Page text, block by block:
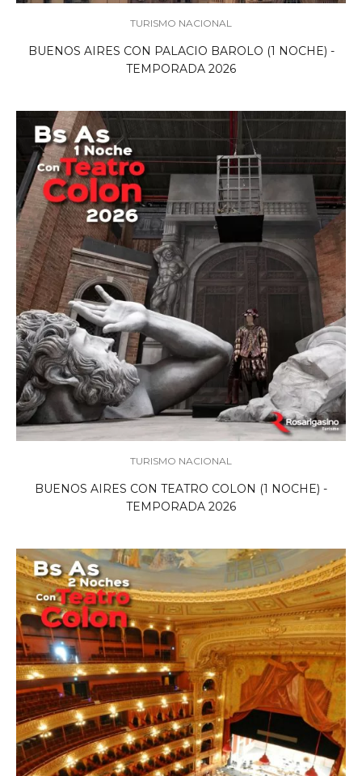
TURISMO NACIONAL
BUENOS AIRES CON PALACIO BAROLO (1 NOCHE) -
TEMPORADA 2026
TURISMO NACIONAL
BUENOS AIRES CON TEATRO COLON (1 NOCHE) -
TEMPORADA 2026